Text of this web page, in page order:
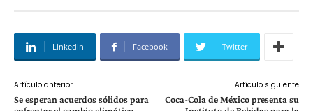
Linkedin Facebook Twitter
Artículo anterior
Se esperan acuerdos sólidos para
Artículo siguiente
Coca-Cola de México presenta su